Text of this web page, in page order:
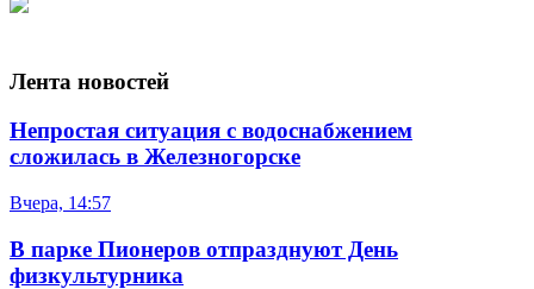
Лента новостей
Непростая ситуация с водоснабжением
сложилась в Железногорске
Вчера, 14:57
В парке Пионеров отпразднуют День
физкультурника